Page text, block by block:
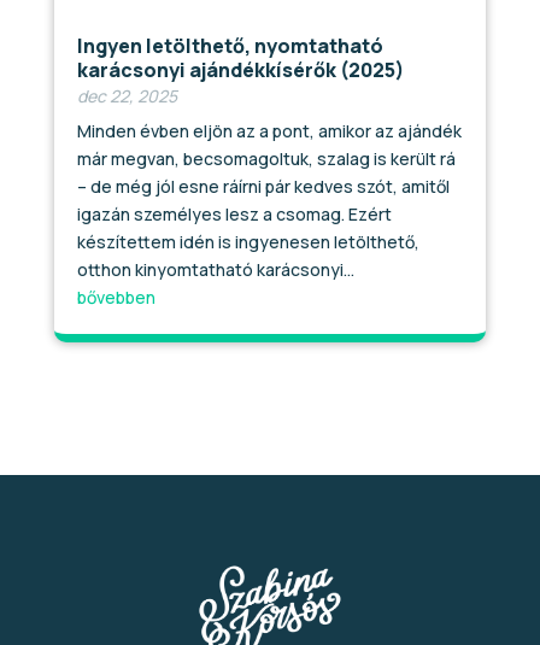
Ingyen letölthető, nyomtatható
karácsonyi ajándékkísérők (2025)
dec 22, 2025
Minden évben eljön az a pont, amikor az ajándék
már megvan, becsomagoltuk, szalag is került rá
– de még jól esne ráírni pár kedves szót, amitől
igazán személyes lesz a csomag. Ezért
készítettem idén is ingyenesen letölthető,
otthon kinyomtatható karácsonyi...
bővebben